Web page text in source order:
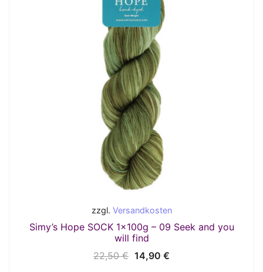
zzgl. Versandkosten
Simy’s Hope SOCK 1x100g – 09 Seek and you
will find
22,50€ Ursprünglicher
Preis
14,90 €